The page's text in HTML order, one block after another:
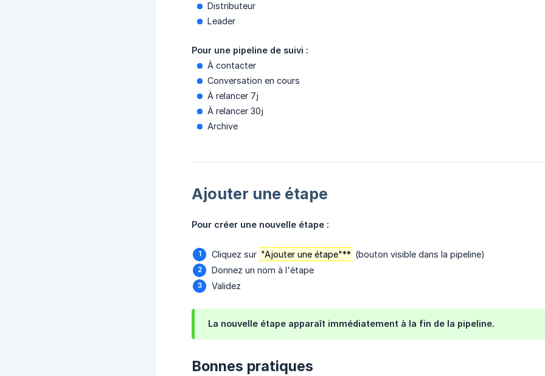
Distributeur
Leader
Pour une pipeline de suivi :
À contacter
Conversation en cours
À relancer 7j
À relancer 30j
Archive
Ajouter une étape
Pour créer une nouvelle étape :
Cliquez sur "Ajouter une étape"** (bouton visible dans la pipeline)
Donnez un nom à l'étape
Validez
La nouvelle étape apparaît immédiatement à la fin de la pipeline.
Bonnes pratiques